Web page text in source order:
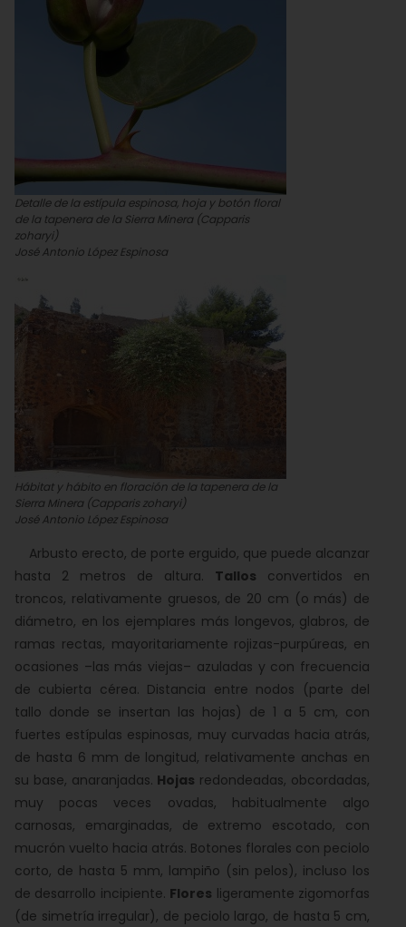
Detalle de la estípula espinosa, hoja y botón floral
de la tapenera de la Sierra Minera (Capparis
zoharyi)
José Antonio López Espinosa
Hábitat y hábito en floración de la tapenera de la
Sierra Minera (Capparis zoharyi)
José Antonio López Espinosa
Arbusto erecto, de porte erguido, que puede alcanzar
hasta 2 metros de altura. Tallos convertidos en
troncos, relativamente gruesos, de 20 cm (o más) de
diámetro, en los ejemplares más longevos, glabros, de
ramas rectas, mayoritariamente rojizas-purpúreas, en
ocasiones –las más viejas– azuladas y con frecuencia
de cubierta cérea. Distancia entre nodos (parte del
tallo donde se insertan las hojas) de 1 a 5 cm, con
fuertes estípulas espinosas, muy curvadas hacia atrás,
de hasta 6 mm de longitud, relativamente anchas en
su base, anaranjadas. Hojas redondeadas, obcordadas,
muy pocas veces ovadas, habitualmente algo
carnosas, emarginadas, de extremo escotado, con
mucrón vuelto hacia atrás. Botones florales con peciolo
corto, de hasta 5 mm, lampiño (sin pelos), incluso los
de desarrollo incipiente. Flores ligeramente zigomorfas
(de simetría irregular), de peciolo largo, de hasta 5 cm,